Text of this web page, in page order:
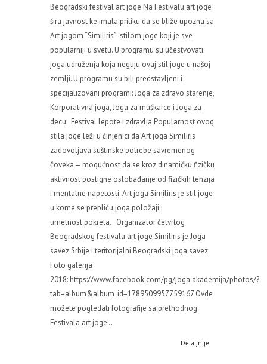
Beogradski festival art joge Na Festivalu art joge
šira javnost ke imala priliku da se bliže upozna sa
Art jogom “Similiris”- stilom joge koji je sve
popularniji u svetu. U programu su učestvovati
joga udruženja koja neguju ovaj stil joge u našoj
zemlji. U programu su bili predstavljeni i
specijalizovani programi: Joga za zdravo starenje,
Korporativna joga, Joga za muškarce i Joga za
decu. Festival lepote i zdravlja Popularnost ovog
stila joge leži u činjenici da Art joga Similiris
zadovoljava suštinske potrebe savremenog
čoveka – mogućnost da se kroz dinamičku fizičku
aktivnost postigne oslobađanje od fizičkih tenzija
i mentalne napetosti. Art joga Similiris je stil joge
u kome se prepliću joga položaji i
umetnost pokreta. Organizator četvrtog
Beogradskog festivala art joge Similiris je Joga
savez Srbije i teritorijalni Beogradski joga savez.
Foto galerija
2018: https://www.facebook.com/pg/joga.akademija/photos/?
tab=album&album_id=1789509957759167 Ovde
možete pogledati fotografije sa prethodnog
Festivala art joge:...
Detaljnije